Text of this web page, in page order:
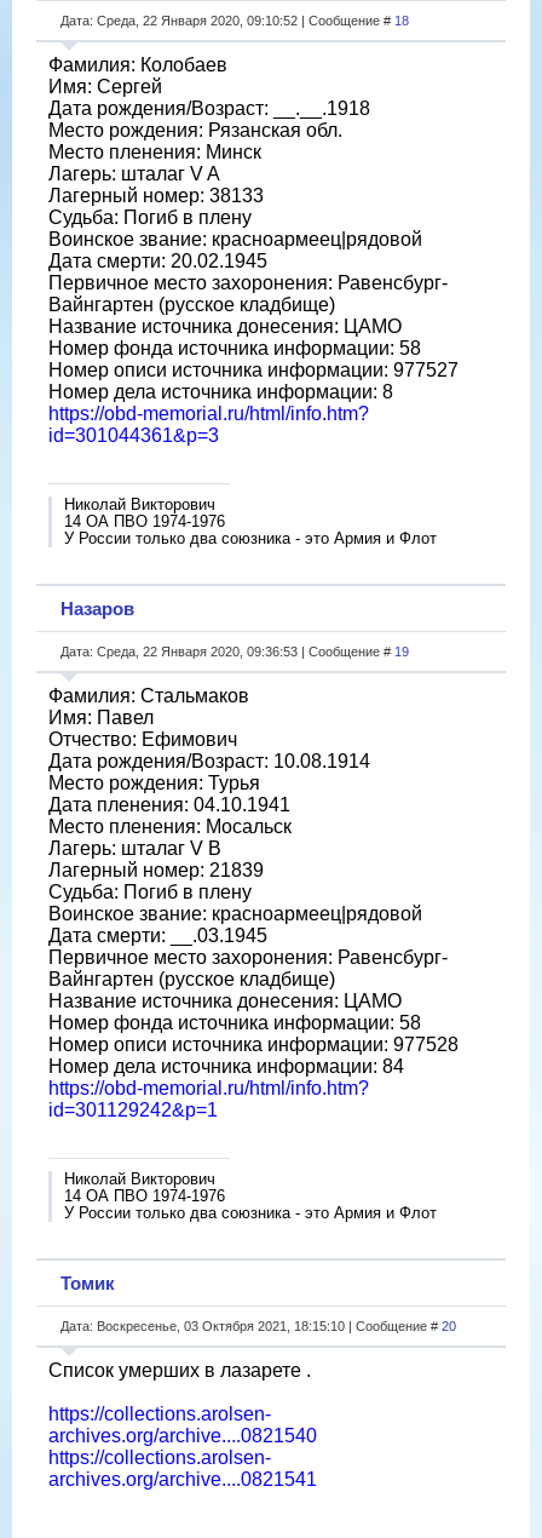
Дата: Среда, 22 Января 2020, 09:10:52 | Сообщение # 18
Фамилия: Колобаев
Имя: Сергей
Дата рождения/Возраст: __.__.1918
Место рождения: Рязанская обл.
Место пленения: Минск
Лагерь: шталаг V A
Лагерный номер: 38133
Судьба: Погиб в плену
Воинское звание: красноармеец|рядовой
Дата смерти: 20.02.1945
Первичное место захоронения: Равенсбург-
Вайнгартен (русское кладбище)
Название источника донесения: ЦАМО
Номер фонда источника информации: 58
Номер описи источника информации: 977527
Номер дела источника информации: 8
https://obd-memorial.ru/html/info.htm?
id=301044361&p=3
Николай Викторович
14 ОА ПВО 1974-1976
У России только два союзника - это Армия и Флот
Назаров
Дата: Среда, 22 Января 2020, 09:36:53 | Сообщение # 19
Фамилия: Стальмаков
Имя: Павел
Отчество: Ефимович
Дата рождения/Возраст: 10.08.1914
Место рождения: Турья
Дата пленения: 04.10.1941
Место пленения: Мосальск
Лагерь: шталаг V B
Лагерный номер: 21839
Судьба: Погиб в плену
Воинское звание: красноармеец|рядовой
Дата смерти: __.03.1945
Первичное место захоронения: Равенсбург-
Вайнгартен (русское кладбище)
Название источника донесения: ЦАМО
Номер фонда источника информации: 58
Номер описи источника информации: 977528
Номер дела источника информации: 84
https://obd-memorial.ru/html/info.htm?
id=301129242&p=1
Николай Викторович
14 ОА ПВО 1974-1976
У России только два союзника - это Армия и Флот
Томик
Дата: Воскресенье, 03 Октября 2021, 18:15:10 | Сообщение # 20
Список умерших в лазарете .
https://collections.arolsen-
archives.org/archive....0821540
https://collections.arolsen-
archives.org/archive....0821541